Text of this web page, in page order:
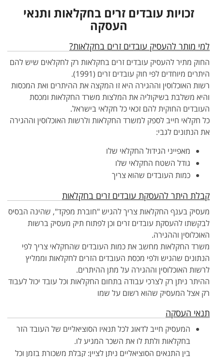
זכויות עובדים זרים בחקלאות ותנאי
העסקה
למי מותר להעסיק עובדים זרים בחקלאות?
החוק מתיר להעסיק עובדים זרים בחקלאות רק לחקלאים שיש להם
היתרים מיוחדים לפי חוק עובדים זרים (1991).
רשות האוכלוסין וההגירה היא זו המקצה את ההיתרים ואת המכסות
והיא משלבת בשיקוליה את המלצות משרד החקלאות ומכסת
העובדים החוקית להם זכאי כל חקלאי בישראל.
כל חקלאי חייב לספק למשרד החקלאות ולרשות האוכלוסין וההגירה
את הנתונים לגבי:
מאפייני הגידול החקלאי שלו
גודל השטח החקלאי שלו
כמות העובדים שהוא צריך
קבלת היתר להעסקת עובדים זרים בחקלאות
מעסיק בענף החקלאות צריך להגיש "חוברת מפקד", שהינה הבסיס
לבקשתו להעסקת עובדים זרים וכן לפתוח תיק מעסיק ברשות
האוכלוסין וההגירה.
משרד החקלאות מחשב את כמות העובדים שהחקלאי צריך לפי
הנתונים שהגיש ולפי מכסת העובדים הזרים לחקלאות וממליץ
לרשות האוכלוסין וההגירה על מתן ההיתרים.
ההיתר ניתן רק לצרכי עבודה בתחום החקלאות וכל עובד יכול לעבוד
רק אצל המעסיק שהוא רשום על שמו
תנאי העסקה
המעסיק חייב לדאוג לכל תנאיו הסוציאליים של העובד הזר
בחקלאות ולתת לו את השכר המגיע לו.
בין התנאים הסוציאליים ניתן לציין: קבלת משכורת בזמן וכל